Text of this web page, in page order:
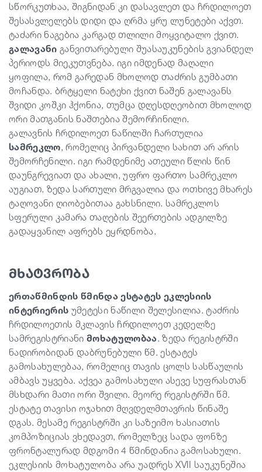
სწორკუთხაა, შიგნიდან კი დასავლეთ და ჩრდილოეთ
შესასვლელებს დიდი და ღრმა ყრუ ლუნეტები აქვთ.
ტაძარი ნაგებია კარგად თლილი მოყვიტალო ქვით.
გალავანი განვითარებული შუასაუკუნების გვიანდელ
პერიოდს მიეკუთვნება. იგი იმდენად მაღალი
ყოფილა, რომ გარედან მხოლოდ თაძრის გუმბათი
მოჩანდა. ბრტყელი ნატეხი ქვით ნაშენ გალავანს
შვიდი კოშკი ჰქონია, თუმცა დღესდღეობით მხოლოდ
ორი მათგანის ნაშთებია შემორჩინილი.
გალავნის ჩრდილოეთ ნაწილში ჩართულია
სამრეკლო, რომელიც პირვანდელი სახით არ არის
შემორჩენილი. იგი რამდენიმე ათეული წლის წინ
დაუნგრევიათ და ახალი, უფრო ფართო სამრეკლო
აუგიათ. ზედა სართული მრგვალია და ოთხივე მხარეს
ტაღოვანი ღიობებითაა გახსნილი. სამრეკლოს
სფერული კამარა თაღების შეერთების ადგილზე
გადაყვანილ აფრებს ეყრდნობა.
მხატვრობა
ერთაწმინდის წმინდა ესტატეს ეკლესიის
ინტერიერის უმეტესი ნაწილი შელესილია. ტაძრის
ჩრდილოეთის მკლავის ჩრდილოეთ კედელზე
სამრეგისტრიანი მოხატულობაა. ზედა რეგისტრში
ნადირობიდან დაბრუნებული წმ. ესტატეს
გამოსახულებაა, რომელიც თავის ცოლს სასწაულის
ამბავს უყვება. აქვეა გამოსახული ასევე სუფრასთან
მსხდარი მათი ორი შვილი. მეორე რეგისტრში წმ.
ესტატე თავისი ოჯახით მღვდელმთავრის წინაშე
დგას. მესამე რეგისტრში კი საზეიმო ხასიათის
კომპოზიციას ვხედავთ, რომელზეც სადა ფონზე
ფრონტალურად მდგომი 4 წმინდანია გამოსახული.
ეკლესიის მოხატულობა არა უადრეს XVII საუკუნეშია